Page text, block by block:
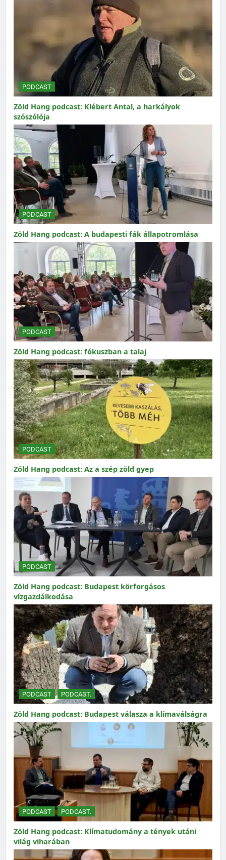
PODCAST
Zöld Hang podcast: Klébert Antal, a harkályok
szószólója
PODCAST
Zöld Hang podcast: A budapesti fák állapotromlása
PODCAST
Zöld Hang podcast: fókuszban a talaj
PODCAST
Zöld Hang podcast: Az a szép zöld gyep
PODCAST
Zöld Hang podcast: Budapest körforgásos
vízgazdálkodása
PODCAST PODCAST.
Zöld Hang podcast: Budapest válasza a klímaválságra
PODCAST PODCAST.
Zöld Hang podcast: Klímatudomány a tények utáni
világ viharában